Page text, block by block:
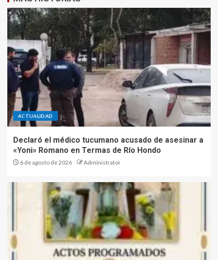
ACTUALIDAD
Declaró el médico tucumano acusado de asesinar a
«Yoni» Romano en Termas de Río Hondo
6 de agosto de 2026 Administrator